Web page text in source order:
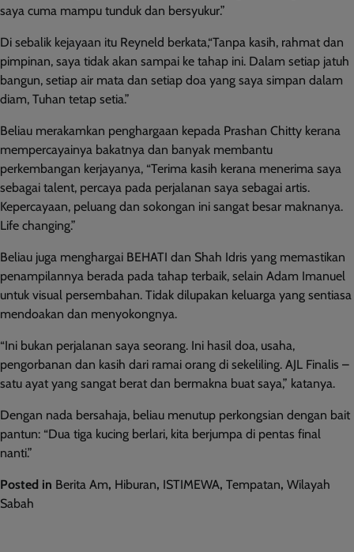
saya cuma mampu tunduk dan bersyukur.”
Di sebalik kejayaan itu Reyneld berkata,“Tanpa kasih, rahmat dan
pimpinan, saya tidak akan sampai ke tahap ini. Dalam setiap jatuh
bangun, setiap air mata dan setiap doa yang saya simpan dalam
diam, Tuhan tetap setia.”
Beliau merakamkan penghargaan kepada Prashan Chitty kerana
mempercayainya bakatnya dan banyak membantu
perkembangan kerjayanya, “Terima kasih kerana menerima saya
sebagai talent, percaya pada perjalanan saya sebagai artis.
Kepercayaan, peluang dan sokongan ini sangat besar maknanya.
Life changing.”
Beliau juga menghargai BEHATI dan Shah Idris yang memastikan
penampilannya berada pada tahap terbaik, selain Adam Imanuel
untuk visual persembahan. Tidak dilupakan keluarga yang sentiasa
mendoakan dan menyokongnya.
“Ini bukan perjalanan saya seorang. Ini hasil doa, usaha,
pengorbanan dan kasih dari ramai orang di sekeliling. AJL Finalis –
satu ayat yang sangat berat dan bermakna buat saya,” katanya.
Dengan nada bersahaja, beliau menutup perkongsian dengan bait
pantun: “Dua tiga kucing berlari, kita berjumpa di pentas final
nanti.”
Posted in Berita Am, Hiburan, ISTIMEWA, Tempatan, Wilayah
Sabah